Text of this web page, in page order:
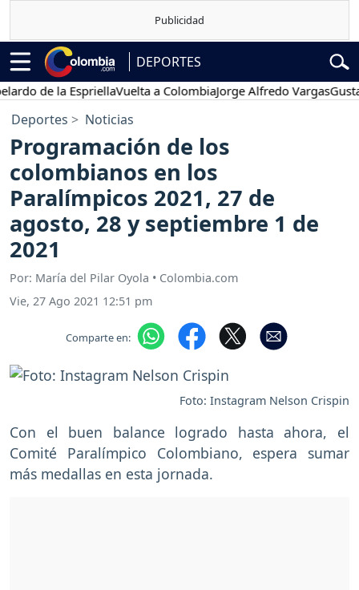
DEPORTES
de la EspriellaVuelta a ColombiaJorge Alfredo VargasGustavo
Deportes Noticias
Programación de los
colombianos en los
Paralímpicos 2021, 27 de
agosto, 28 y septiembre 1 de
2021
Por: María del Pilar Oyola • Colombia.com
Vie, 27 Ago 2021 12:51 pm
Comparte en:
Foto: Instagram Nelson Crispin
Con el buen balance logrado hasta ahora, el
Comité Paralímpico Colombiano, espera sumar
más medallas en esta jornada.